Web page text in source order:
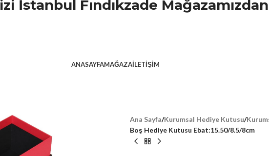
İstanbul Fındıkzade
ANASAYFAMAĞAZAİLETIŞIM
Ana Sayfa/Kurumsal Hediye Kutusu/
Boş Hediye Kutusu Ebat:15.50/8.5/8cm